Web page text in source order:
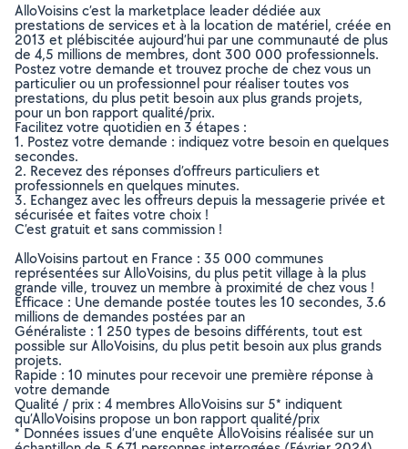
AlloVoisins c’est la marketplace leader dédiée aux
prestations de services et à la location de matériel, créée en
2013 et plébiscitée aujourd’hui par une communauté de plus
de 4,5 millions de membres, dont 300 000 professionnels.
Postez votre demande et trouvez proche de chez vous un
particulier ou un professionnel pour réaliser toutes vos
prestations, du plus petit besoin aux plus grands projets,
pour un bon rapport qualité/prix.
Facilitez votre quotidien en 3 étapes :
1. Postez votre demande : indiquez votre besoin en quelques
secondes.
2. Recevez des réponses d’offreurs particuliers et
professionnels en quelques minutes.
3. Echangez avec les offreurs depuis la messagerie privée et
sécurisée et faites votre choix !
C’est gratuit et sans commission !
AlloVoisins partout en France : 35 000 communes
représentées sur AlloVoisins, du plus petit village à la plus
grande ville, trouvez un membre à proximité de chez vous !
Efficace : Une demande postée toutes les 10 secondes, 3.6
millions de demandes postées par an
Généraliste : 1 250 types de besoins différents, tout est
possible sur AlloVoisins, du plus petit besoin aux plus grands
projets.
Rapide : 10 minutes pour recevoir une première réponse à
votre demande
Qualité / prix : 4 membres AlloVoisins sur 5* indiquent
qu’AlloVoisins propose un bon rapport qualité/prix
* Données issues d’une enquête AlloVoisins réalisée sur un